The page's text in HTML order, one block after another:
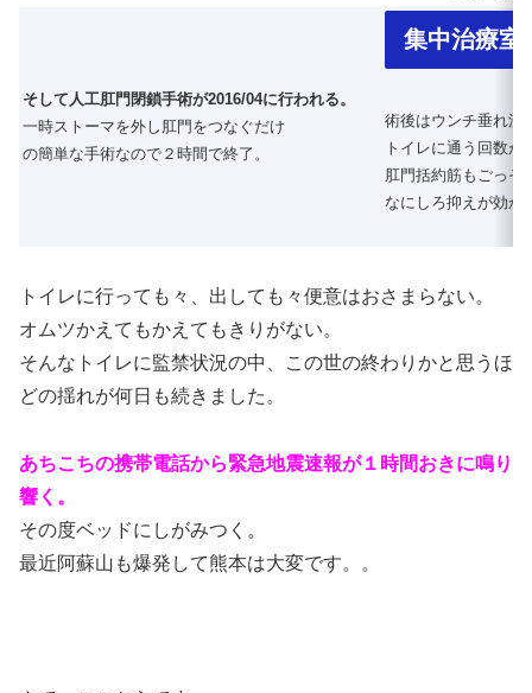
そして人工肛門閉鎖手術が2016/04に行われる。
一時ストーマを外し肛門をつなぐだけ
の簡単な手術なので２時間で終了。
集中治療室
術後はウンチ垂れ流
トイレに通う回数が
肛門括約筋もごっそ
なにしろ抑えが効か
トイレに行っても々、出しても々便意はおさまらない。
オムツかえてもかえてもきりがない。
そんなトイレに監禁状況の中、この世の終わりかと思うほ
どの揺れが何日も続きました。
あちこちの携帯電話から緊急地震速報が１時間おきに鳴り
響く。
その度ベッドにしがみつく。
最近阿蘇山も爆発して熊本は大変です。。